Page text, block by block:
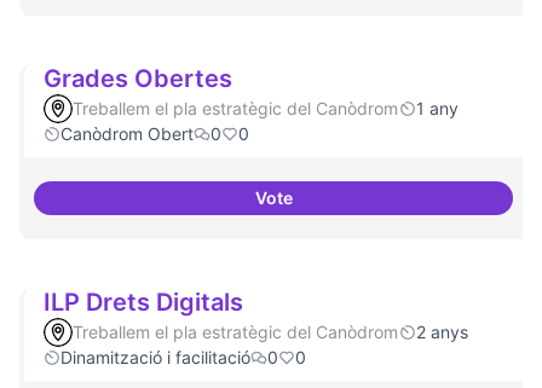
Grades Obertes
Treballem el pla estratègic del Canòdrom
1 any
Canòdrom Obert
0 0
VoteGrades Obertes
ILP Drets Digitals
Treballem el pla estratègic del Canòdrom
2 anys
Dinamització i facilitació
0 0